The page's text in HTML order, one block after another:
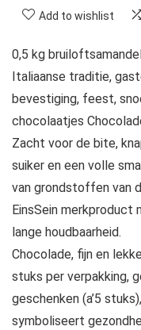
Add to wishlist
0,5 kg
Italiaanse traditie,
bevestiging, feest,
chocolaatjes
Zacht voor de bite,
suiker en een volle
van grondstoffen van
EinsSein merkproduct
lange houdbaarheid.
Chocolade, fijn en
stuks per verpakking,
geschenken (a’5
symboliseert